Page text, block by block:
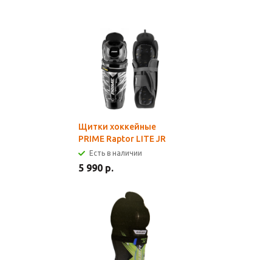
Щитки хоккейные
PRIME Raptor LITE JR
Есть в наличии
5 990 р.